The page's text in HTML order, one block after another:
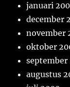
januari
december
november
oktober
september
augustus